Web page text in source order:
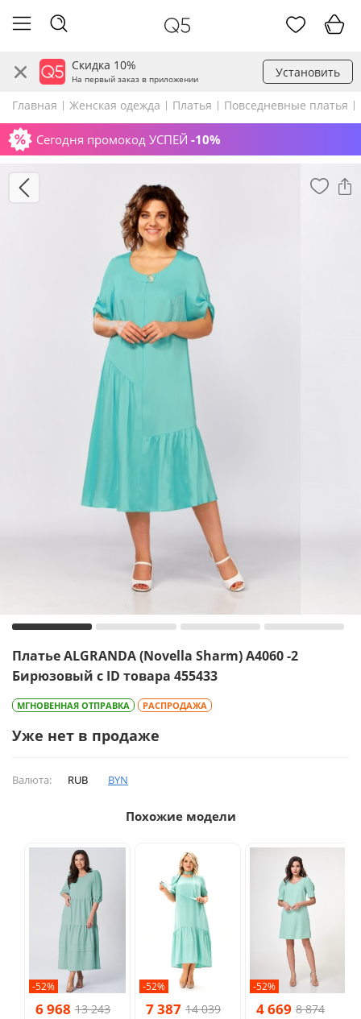
Скидка 10%
На первый заказ в приложении Установить
Главная Женская одежда Платья Повседневные платья
Сегодня промокод УСПЕЙ -10%
Платье ALGRANDA (Novella Sharm) A4060 -2
Бирюзовый с ID товара 455433
МГНОВЕННАЯ ОТПРАВКА РАСПРОДАЖА
Уже нет в продаже
Валюта: RUB BYN
Похожие модели
-52%
6 968 13 243
-52%
7 387 14 039
-52%
4 669 8 874